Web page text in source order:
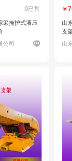
0已售
采掩护式液压
公司
￥
山
支
山